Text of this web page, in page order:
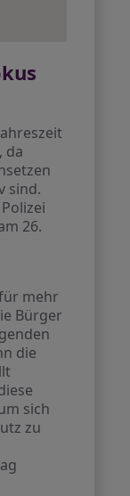
da
sind.
26.
mehr
Bürger
die
sich
zu